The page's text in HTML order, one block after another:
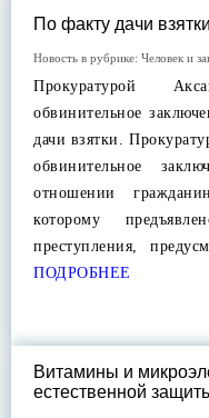
По факту дачи взятки
Новость в рубрике: Человек и
Прокуратурой
обвинительное
дачи взятки.
обвинительное
отношении
которому
преступления,
ПОДРОБНЕЕ
Витамины и
естественной